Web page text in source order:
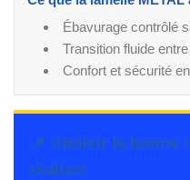
Ébavurage contrôlé
Transition fluide
Confort et sécurité
📌 Choisir la bonne
réaliser